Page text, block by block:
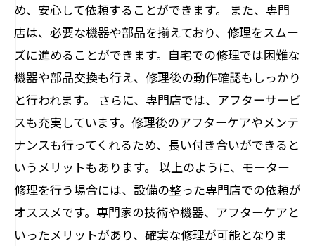
め、安心して依頼することができます。 また、専門
店は、必要な機器や部品を揃えており、修理をスムー
ズに進めることができます。自宅での修理では困難な
機器や部品交換も行え、修理後の動作確認もしっかり
と行われます。 さらに、専門店では、アフターサービ
スも充実しています。修理後のアフターケアやメンテ
ナンスも行ってくれるため、長い付き合いができると
いうメリットもあります。 以上のように、モーター
修理を行う場合には、設備の整った専門店での依頼が
オススメです。専門家の技術や機器、アフターケアと
いったメリットがあり、確実な修理が可能となりま